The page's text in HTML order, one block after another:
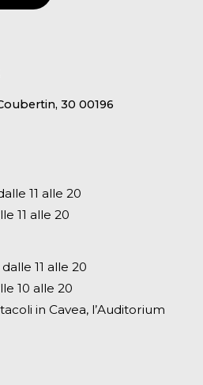
30 00196
11 alle 20
11 alle 20
11 alle 20
10 alle 20
in Cavea, l’Auditorium